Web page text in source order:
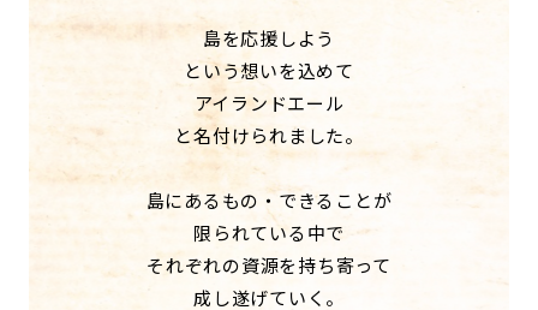
島を応援しよう
という想いを込めて
アイランドエール
と名付けられました。
島にあるもの・できることが
限られている中で
それぞれの資源を持ち寄って
成し遂げていく。